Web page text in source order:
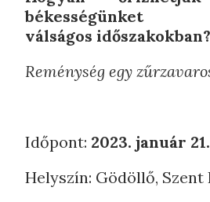
békességünket
válságos időszakokban?
Reménység egy
Időpont: 2023. január
Helyszín: Gödöllő, Szent